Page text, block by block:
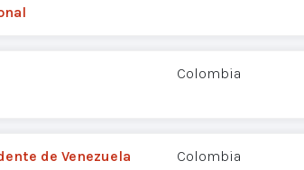
Colombia
de Venezuela
Colombia